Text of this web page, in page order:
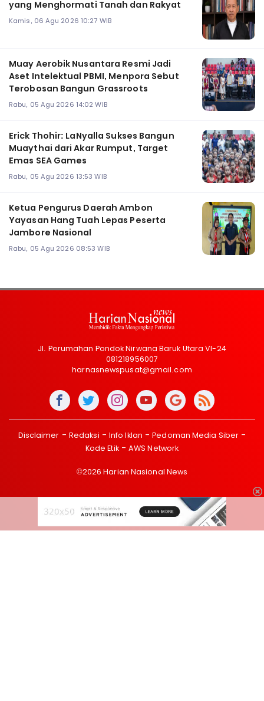
yang Menghormati Tanah dan Rakyat
Kamis, 06 Agu 2026 10:27 WIB
Muay Aerobik Nusantara Resmi Jadi
Aset Intelektual PBMI, Menpora Sebut
Terobosan Bangun Grassroots
Rabu, 05 Agu 2026 14:02 WIB
Erick Thohir: LaNyalla Sukses Bangun
Muaythai dari Akar Rumput, Target
Emas SEA Games
Rabu, 05 Agu 2026 13:53 WIB
Ketua Pengurus Daerah Ambon
Yayasan Hang Tuah Lepas Peserta
Jambore Nasional
Rabu, 05 Agu 2026 08:53 WIB
Jl. Perumahan Pondok Nirwana Baruk Utara VI-24
081218956007
harnasnewspusat@gmail.com
Disclaimer Redaksi Info Iklan
Pedoman Media Siber
Kode Etik
AWS Network
©2026 Harian Nasional News